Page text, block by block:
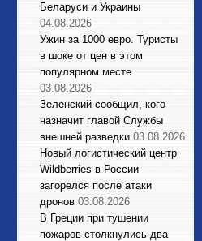
Беларуси и Украины
04.08.2026
Ужин за 1000 евро. Туристы
в шоке от цен в этом
популярном месте
03.08.2026
Зеленский сообщил, кого
назначит главой Службы
внешней разведки 03.08.2026
Новый логистический центр
Wildberries в России
загорелся после атаки
дронов 03.08.2026
В Греции при тушении
пожаров столкнулись два